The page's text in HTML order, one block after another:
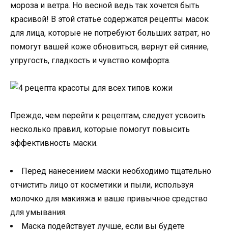
мороза и ветра. Но весной ведь так хочется быть
красивой! В этой статье содержатся рецепты масок
для лица, которые не потребуют больших затрат, но
помогут вашей коже обновиться, вернут ей сияние,
упругость, гладкость и чувство комфорта.
Прежде, чем перейти к рецептам, следует усвоить
несколько правил, которые помогут повысить
эффективность маски.
Перед нанесением маски необходимо тщательно
отчистить лицо от косметики и пыли, используя
молочко для макияжа и ваше привычное средство
для умывания.
Маска подействует лучше, если вы будете